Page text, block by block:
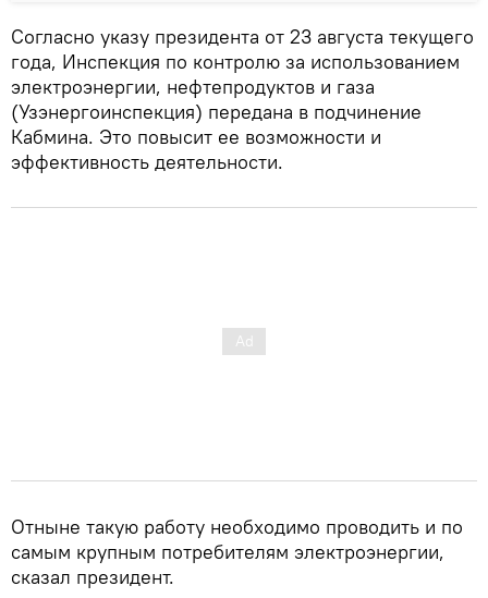
Согласно указу президента от 23 августа текущего
года, Инспекция по контролю за использованием
электроэнергии, нефтепродуктов и газа
(Узэнергоинспекция) передана в подчинение
Кабмина. Это повысит ее возможности и
эффективность деятельности.
Отныне такую работу необходимо проводить и по
самым крупным потребителям электроэнергии,
сказал президент.